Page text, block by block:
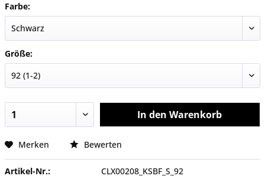
Farbe:
Größe:
In den Warenkorb
Merken Bewerten
Artikel-Nr.:
CLX00208_KSBF_S_92